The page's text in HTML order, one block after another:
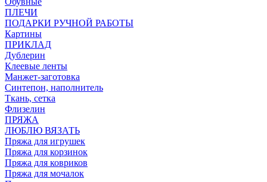
ПЛЕЧИ
ПОДАРКИ РУЧНОЙ РАБОТЫ
Картины
ПРИКЛАД
Дублерин
Клеевые ленты
Манжет-заготовка
Синтепон, наполнитель
Ткань, сетка
Флизелин
ПРЯЖА
ЛЮБЛЮ ВЯЗАТЬ
Пряжа для игрушек
Пряжа для корзинок
Пряжа для ковриков
Пряжа для мочалок